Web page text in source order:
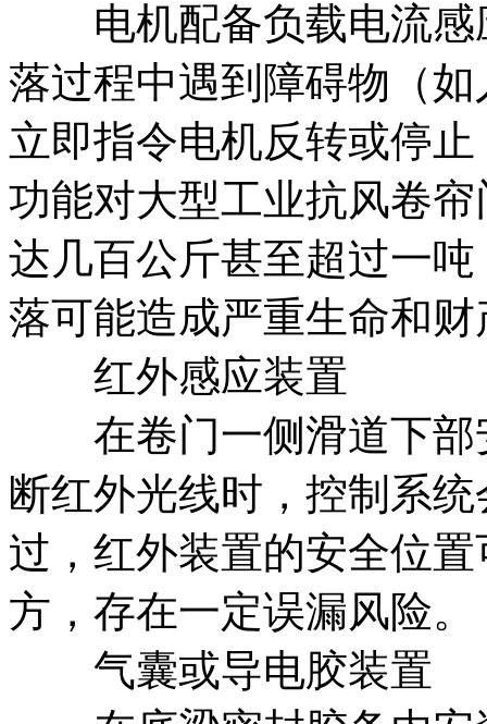
电机配备负载电流感
落过程中遇到障碍物（
立即指令电机反转或停
功能对大型工业抗风卷
达几百公斤甚至超过一
落可能造成严重生命和
红外感应装置
在卷门一侧滑道下部
断红外光线时，控制系
过，红外装置的安全位
方，存在一定误漏风险。
气囊或导电胶装置